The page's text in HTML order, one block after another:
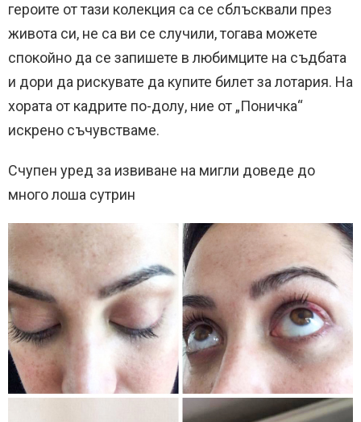
героите от тази колекция са се сблъсквали през
живота си, не са ви се случили, тогава можете
спокойно да се запишете в любимците на съдбата
и дори да рискувате да купите билет за лотария. На
хората от кадрите по-долу, ние от „Поничка“
искрено съчувстваме.
Счупен уред за извиване на мигли доведе до
много лоша сутрин